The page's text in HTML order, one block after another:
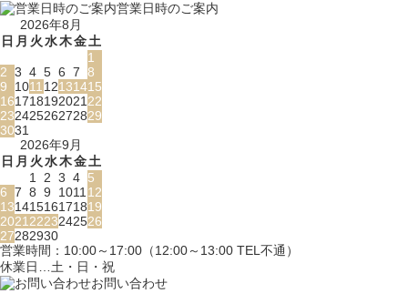
営業日時のご案内
2026年8月
日 月 火水木金土
1
2 3 4 5 6 7 8
9
101112131415
16171819202122
23242526272829
3031
2026年9月
日 月 火水木金土
1 2 3 4 5
6 7 8 9 101112
13141516171819
20212223242526
27282930
営業時間：10:00～17:00（12:00～13:00 TEL不通）
休業日…土・日・祝
お問い合わせ